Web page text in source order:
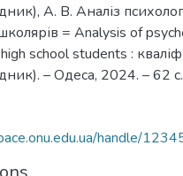
А. В. Аналіз
= Analysis of
school students :
– Одеса, 2024. – 62 с.
handle/